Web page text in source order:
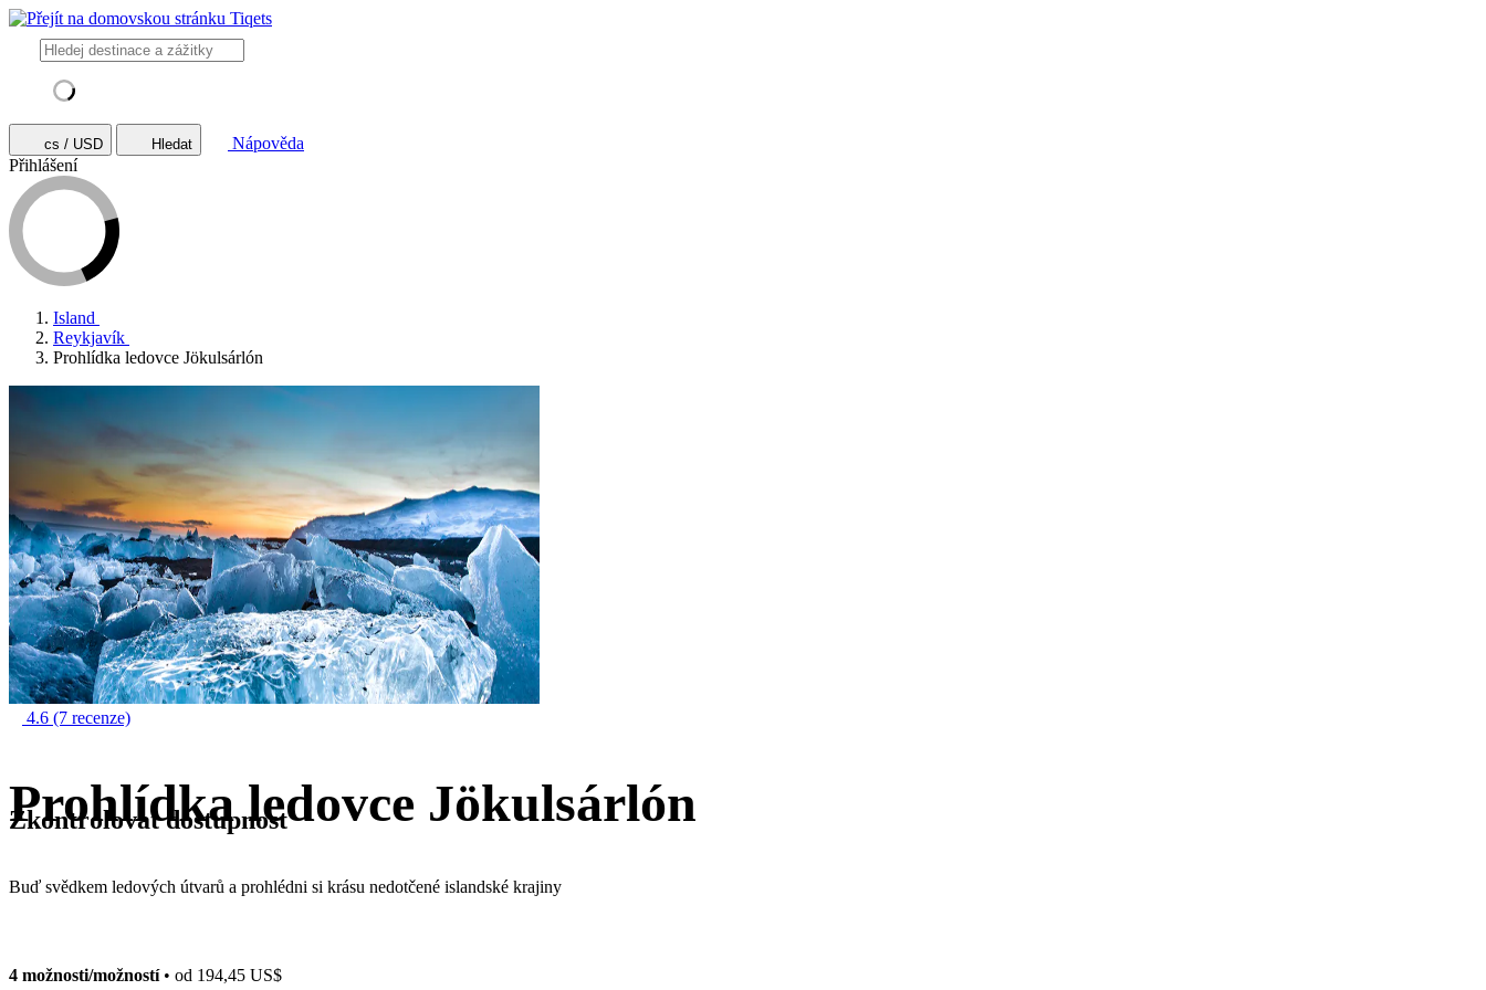
cs / USD Hledat
Nápověda
Přihlášení
Island
Reykjavík
Prohlídka ledovce Jökulsárlón
4.6 (7 recenze)
Prohlídka ledovce Jökulsárlón
Buď svědkem ledových útvarů a prohlédni si krásu nedotčené islandské krajiny
Zkontrolovat dostupnost
4 možnosti/možností• od 194,45 US$